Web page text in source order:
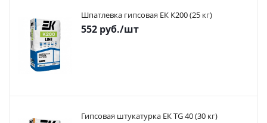
Шпатлевка гипсовая ЕК К200 (25 кг)
552 руб./шт
Гипсовая штукатурка ЕК TG 40 (30 кг)